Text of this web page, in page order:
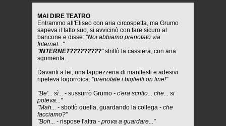
MAI DIRE TEATRO
Entrammo all'Eliseo con aria circospetta, ma Grumo
sapeva il fatto suo, si avvicinò con fare sicuro al
bancone e disse: "Noi abbiamo prenotato via
Internet..."
"INTERNET?????????"strillò la cassiera, con aria
sgomenta.
Davanti a lei, una tappezzeria di manifesti e adesivi
ripeteva logorroica: "prenotate i biglietti on line!"
"Be'... sì... - sussurrò Grumo - c'era scritto... che... si
poteva..."
"Mah... - sbottò quella, guardando la collega - che
facciamo?"
"Boh... - rispose l'altra - prova a guardare..."